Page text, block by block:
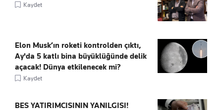
Kaydet
Elon Musk’ın roketi kontrolden çıktı,
Ay'da 5 katlı bina büyüklüğünde delik
açacak! Dünya etkilenecek mi?
Kaydet
BES YATIRIMCISININ YANILGISI!